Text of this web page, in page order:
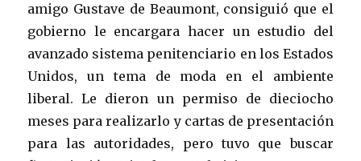
amigo Gustave de Beaumont, consiguió que el
gobierno le encargara hacer un estudio del
avanzado sistema penitenciario en los Estados
Unidos, un tema de moda en el ambiente
liberal. Le dieron un permiso de dieciocho
meses para realizarlo y cartas de presentación
para las autoridades, pero tuvo que buscar